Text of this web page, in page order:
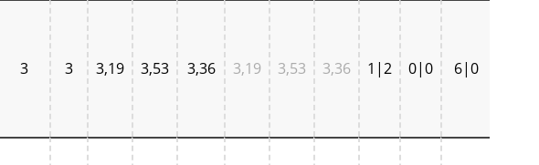
3 3 3,19 3,53 3,36 3,19 3,53 3,36 1|2 0|0 6|0